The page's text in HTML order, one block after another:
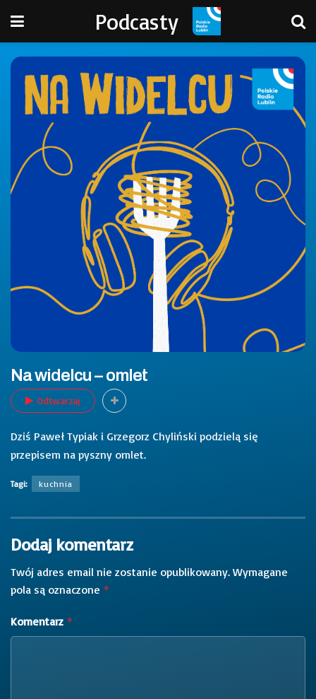
Podcasty
Na widelcu – omlet
Odtwarzaj
Dziś Paweł Typiak i Grzegorz Chyliński podzielą się
przepisem na pyszny omlet.
Tagi: kuchnia
Dodaj komentarz
Twój adres email nie zostanie opublikowany. Wymagane
pola są oznaczone *
Komentarz *